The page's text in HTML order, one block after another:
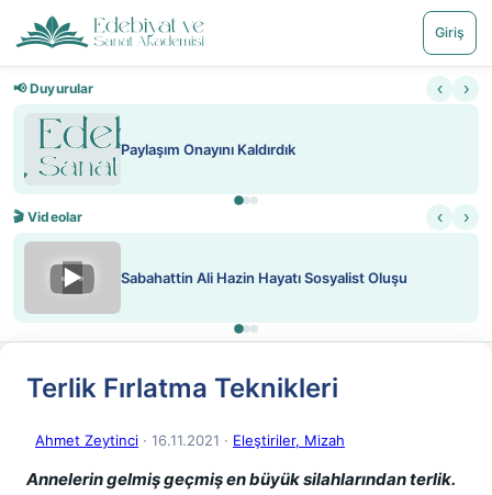
Giriş
📢 Duyurular ‹ ›
Paylaşım Onayını Kaldırdık
🎬 Videolar ‹ ›
▶ Sabahattin Ali Hazin Hayatı Sosyalist Oluşu
Terlik Fırlatma Teknikleri
Ahmet Zeytinci · 16.11.2021 · Eleştiriler, Mizah
Annelerin gelmiş geçmiş en büyük silahlarından terlik.